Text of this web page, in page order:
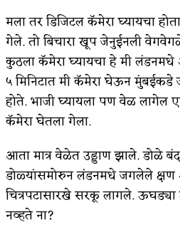
मला तर डिजिटल कॅमेरा घ्यायचा
गेले. तो बिचारा खूप जेनुईनली
कुठला कॅमेरा घ्यायचा हे मी
५ मिनिटात मी कॅमेरा घेऊन मुंबईकडे
होते. भाजी घ्यायला पण वेळ लागेल
कॅमेरा घेतला गेला.
आता मात्र वेळेत उड्डाण झाले. डोळे
डोळ्यांसमोरुन लंडनमधे जगलेले क्षण
चित्रपटासारखे सरकू लागले. ऊघड्या
नव्हते ना?